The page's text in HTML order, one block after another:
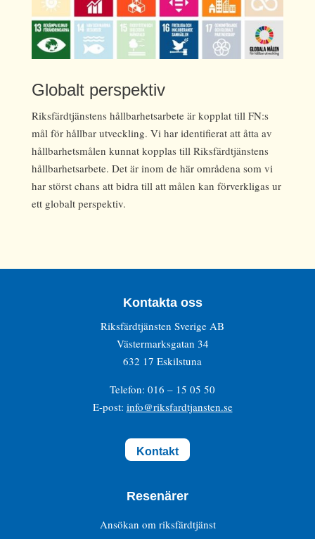
Globalt perspektiv
Riksfärdtjänstens hållbarhetsarbete är kopplat till FN:s
mål för hållbar utveckling. Vi har identifierat att åtta av
hållbarhetsmålen kunnat kopplas till Riksfärdtjänstens
hållbarhetsarbete. Det är inom de här områdena som vi
har störst chans att bidra till att målen kan förverkligas ur
ett globalt perspektiv.
Kontakta oss
Riksfärdtjänsten Sverige AB
Västermarksgatan 34
632 17 Eskilstuna
Telefon: 016 – 15 05 50
E-post: info@riksfardtjansten.se
Kontakt
Resenärer
Ansökan om riksfärdtjänst